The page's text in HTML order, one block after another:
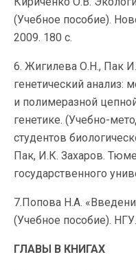
(Учебное пособие).
2009. 180 с.
6. Жигилева О.Н., Пак
генетический анализ:
и полимеразной
генетике. (Учебно-
студентов
Пак, И.К. Захаров.
государственного
7.Попова Н.А.
(Учебное пособие).
ГЛАВЫ В КНИГАХ